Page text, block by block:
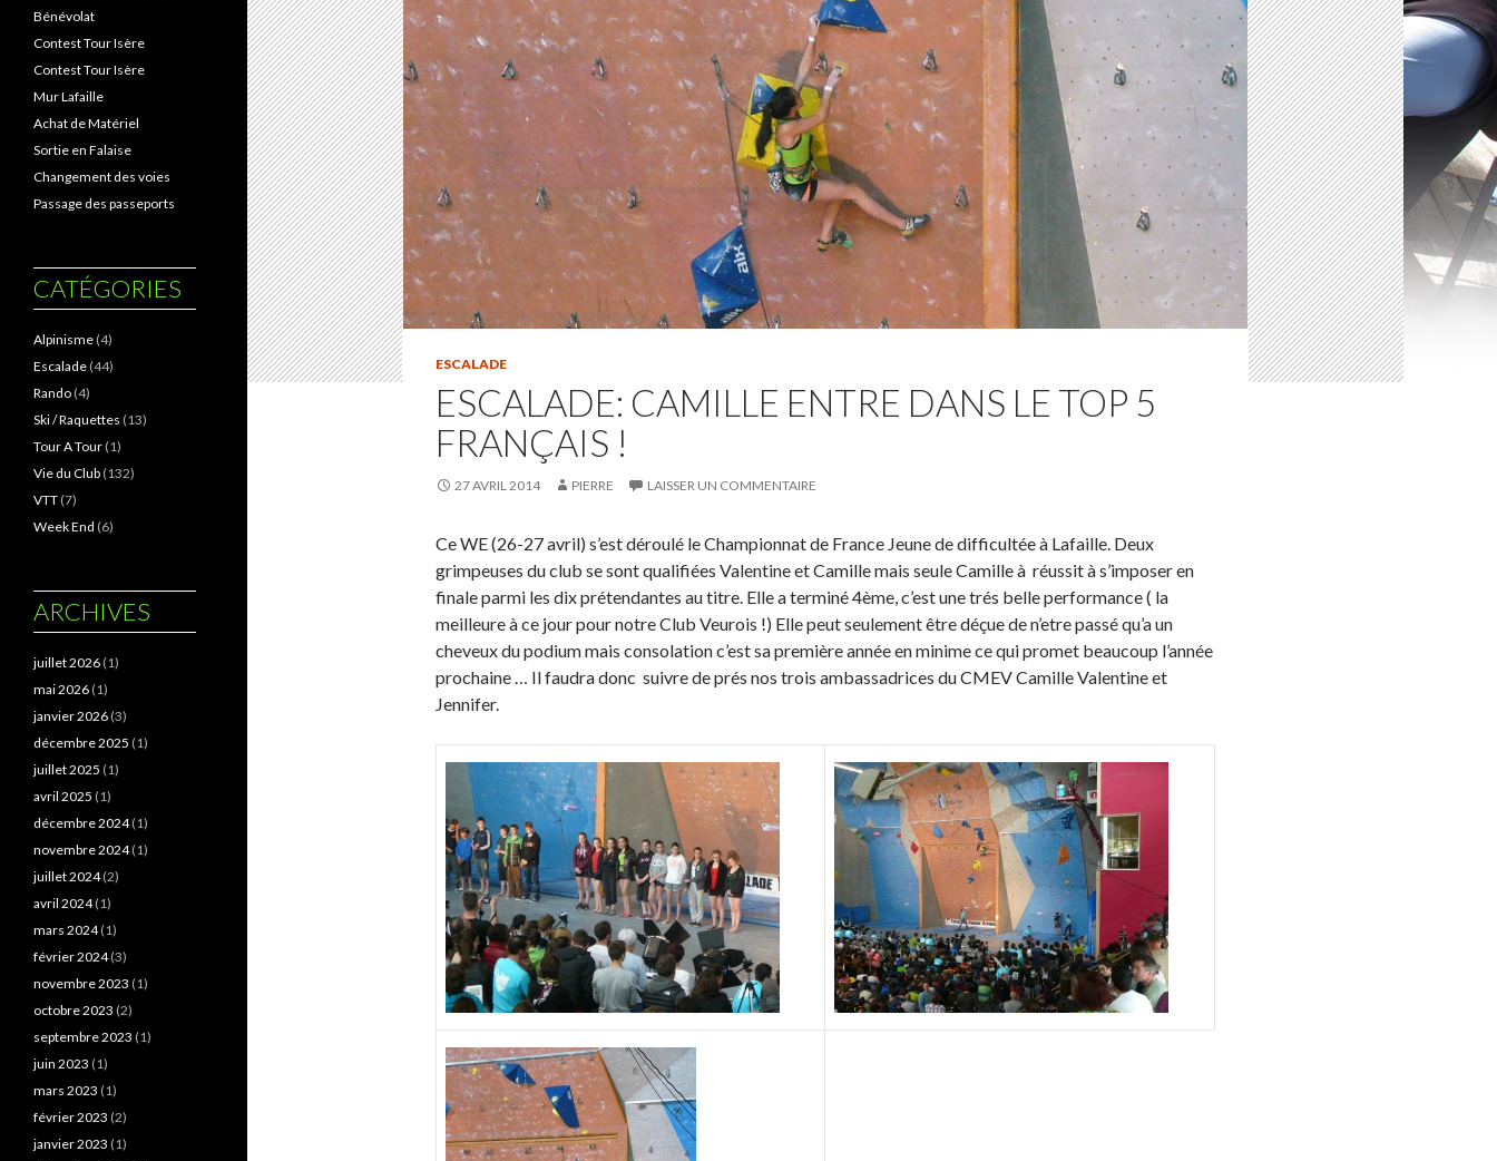
ESCALADE
ESCALADE: CAMILLE ENTRE DANS LE TOP 5
FRANÇAIS !
27 AVRIL 2014 PIERRE LAISSER UN COMMENTAIRE
Ce WE (26-27 avril) s’est déroulé le Championnat de France Jeune de difficultée à Lafaille. Deux
grimpeuses du club se sont qualifiées Valentine et Camille mais seule Camille à réussit à s’imposer en
finale parmi les dix prétendantes au titre. Elle a terminé 4ème, c’est une trés belle performance ( la
meilleure à ce jour pour notre Club Veurois !) Elle peut seulement être déçue de n’etre passé qu’a un
cheveux du podium mais consolation c’est sa première année en minime ce qui promet beaucoup l’année
prochaine … Il faudra donc suivre de prés nos trois ambassadrices du CMEV Camille Valentine et
Jennifer.
Bénévolat
Contest Tour Isère
Contest Tour Isère
Mur Lafaille
Achat de Matériel
Sortie en Falaise
Changement des voies
Passage des passeports
CATÉGORIES
Alpinisme (4)
Escalade (44)
Rando (4)
Ski / Raquettes (13)
Tour A Tour (1)
Vie du Club (132)
VTT (7)
Week End (6)
ARCHIVES
juillet 2026 (1)
mai 2026 (1)
janvier 2026 (3)
décembre 2025 (1)
juillet 2025 (1)
avril 2025 (1)
décembre 2024(1)
novembre 2024(1)
juillet 2024(2)
avril 2024(1)
mars 2024(1)
février 2024(3)
novembre 2023 (1)
octobre 2023 (2)
septembre 2023 (1)
juin 2023 (1)
mars 2023 (1)
février 2023 (2)
janvier 2023 (1)